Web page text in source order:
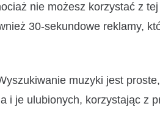
nie możesz korzystać z
30-sekundowe reklamy,
muzyki jest
i je ulubionych, korzystając z